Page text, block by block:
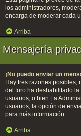
los administradores,
encarga de moderar cada
Arriba
Mensajería
¡No puedo enviar un
Hay tres razones posibles;
del foro ha deshabilitado
usuarios, o bien La
usuarios, la opción de
para más información.
Arriba